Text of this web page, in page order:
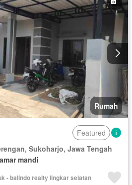
Rumah
Featured
Sukoharjo, Jawa Tengah
mandi
- balindo realty lingkar selatan